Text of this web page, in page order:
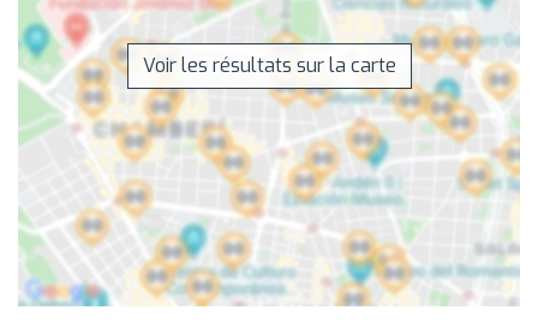
Voir les résultats sur la carte